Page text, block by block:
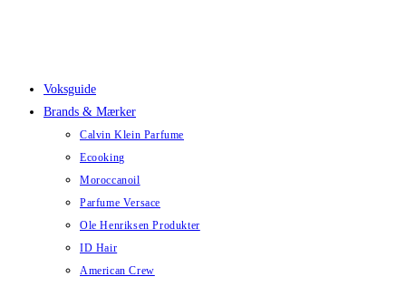
Voksguide
Brands & Mærker
Calvin Klein Parfume
Ecooking
Moroccanoil
Parfume Versace
Ole Henriksen Produkter
ID Hair
American Crew